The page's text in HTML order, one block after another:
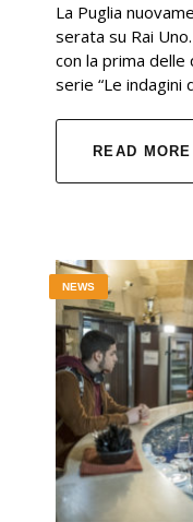
La Puglia
serata su Rai
con la prima
serie “Le indagini
READ MORE
NEWS